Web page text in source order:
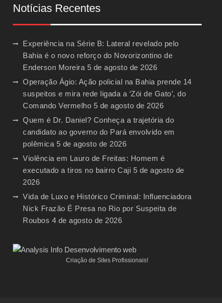
Notícias Recentes
Experiência na Série B: Lateral revelado pelo
Bahia é o novo reforço do Novorizontino de
Enderson Moreira 5 de agosto de 2026
Operação Ágio: Ação policial na Bahia prende 14
suspeitos e mira rede ligada a ‘Zói de Gato’, do
Comando Vermelho 5 de agosto de 2026
Quem é Dr. Daniel? Conheça a trajetória do
candidato ao governo do Pará envolvido em
polêmica 5 de agosto de 2026
Violência em Lauro de Freitas: Homem é
executado a tiros no bairro Caji 5 de agosto de
2026
Vida de Luxo e Histórico Criminal: Influenciadora
Nick Frazão É Presa no Rio por Suspeita de
Roubos 4 de agosto de 2026
Criação de Sites Profissionais!